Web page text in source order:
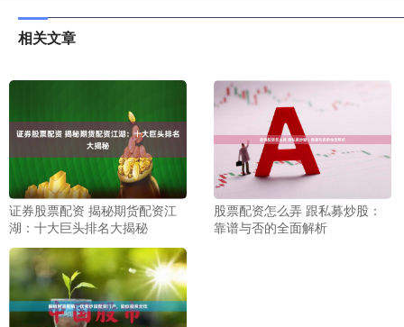
相关文章
证券股票配资 揭秘期货配资江
湖：十大巨头排名大揭秘
股票配资怎么弄 跟私募炒股：
靠谱与否的全面解析